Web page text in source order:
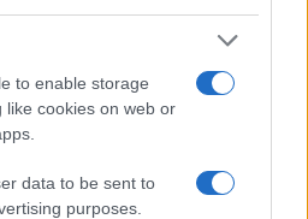
to enable storage
like cookies on web or
data to be sent to
purposes.